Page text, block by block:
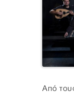
Από